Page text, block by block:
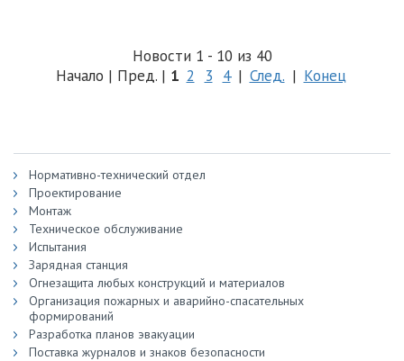
Новости 1 - 10 из 40
Начало | Пред. | 1 2 3 4 | След. | Конец
Нормативно-технический отдел
Проектирование
Монтаж
Техническое обслуживание
Испытания
Зарядная станция
Огнезащита любых конструкций и материалов
Организация пожарных и аварийно-спасательных
формирований
Разработка планов эвакуации
Поставка журналов и знаков безопасности